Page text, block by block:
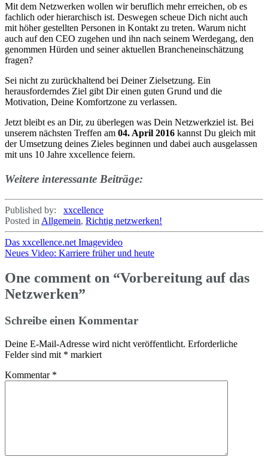
Mit dem Netzwerken wollen wir beruflich mehr erreichen, ob es
fachlich oder hierarchisch ist. Deswegen scheue Dich nicht auch
mit höher gestellten Personen in Kontakt zu treten. Warum nicht
auch auf den CEO zugehen und ihn nach seinem Werdegang, den
genommen Hürden und seiner aktuellen Brancheneinschätzung
fragen?
Sei nicht zu zurückhaltend bei Deiner Zielsetzung. Ein
herausforderndes Ziel gibt Dir einen guten Grund und die
Motivation, Deine Komfortzone zu verlassen.
Jetzt bleibt es an Dir, zu überlegen was Dein Netzwerkziel ist. Bei
unserem nächsten Treffen am 04. April 2016 kannst Du gleich mit
der Umsetzung deines Zieles beginnen und dabei auch ausgelassen
mit uns 10 Jahre xxcellence feiern.
Weitere interessante Beiträge:
Published by: xxcellence
Posted in Allgemein, Richtig netzwerken!
Beitragsnavigation
Das xxcellence.net Imagevideo
Neues Video: Karriere früher und heute
One comment on “Vorbereitung auf das
Netzwerken”
Schreibe einen Kommentar
Deine E-Mail-Adresse wird nicht veröffentlicht. Erforderliche
Felder sind mit * markiert
Kommentar *